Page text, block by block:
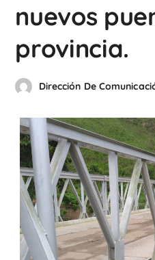
nuevos
provincia.
Dirección De